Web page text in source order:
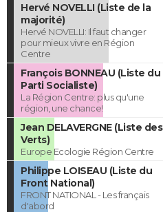
Hervé NOVELLI (Liste de la
majorité)
Hervé NOVELLI: Il faut changer
pour mieux vivre en Région
Centre
François BONNEAU (Liste du
Parti Socialiste)
La Région Centre: plus qu'une
région, une chance!
Jean DELAVERGNE (Liste des
Verts)
Europe Ecologie Région Centre
Philippe LOISEAU (Liste du
Front National)
FRONT NATIONAL - Les français
d'abord